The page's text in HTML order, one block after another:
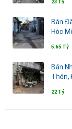
23 Tỷ
Bán
Hóc
5.65 Tỷ
Bán
Thôn,
22 Tỷ